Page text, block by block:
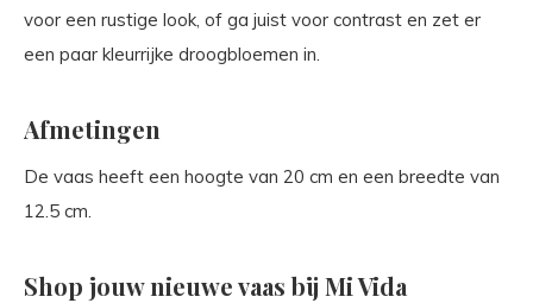
voor een rustige look, of ga juist voor contrast en zet er
een paar kleurrijke droogbloemen in.
Afmetingen
De vaas heeft een hoogte van 20 cm en een breedte van
12.5 cm.
Shop jouw nieuwe vaas bij Mi Vida